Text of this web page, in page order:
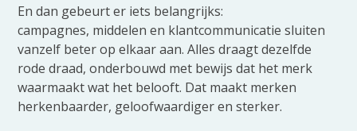
En dan gebeurt er iets belangrijks:
campagnes, middelen en klantcommunicatie sluiten
vanzelf beter op elkaar aan. Alles draagt dezelfde
rode draad, onderbouwd met bewijs dat het merk
waarmaakt wat het belooft. Dat maakt merken
herkenbaarder, geloofwaardiger en sterker.